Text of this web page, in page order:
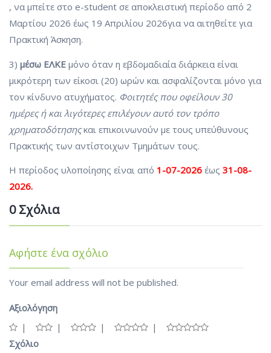
, να μπείτε στο e-student σε αποκλειστική περίοδο από 2
Μαρτίου 2026 έως 19 Απριλίου 2026για να αιτηθείτε για
Πρακτική Άσκηση.
3) μέσω ΕΛΚΕ μόνο όταν η εβδομαδιαία διάρκεια είναι
μικρότερη των είκοσι (20) ωρών και ασφαλίζονται μόνο για
τον κίνδυνο ατυχήματος. Φοιτητές που οφείλουν 30
ημέρες ή και λιγότερες επιλέγουν αυτό τον τρόπο
χρηματοδότησηςκαι επικοινωνούν με τους υπεύθυνους
Πρακτικής των αντίστοιχων Τμημάτων τους.
Η περίοδος υλοποίησης είναι από 1-07-2026 έως 31-08-
2026.
0 Σχόλια
Αφήστε ένα σχόλιο
Your email address will not be published.
Αξιολόγηση
Σχόλιο